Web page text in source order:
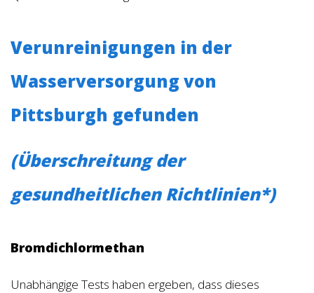
Verunreinigungen in der
Wasserversorgung von
Pittsburgh gefunden
(Überschreitung der
gesundheitlichen Richtlinien*)
Bromdichlormethan
Unabhängige Tests haben ergeben, dass dieses